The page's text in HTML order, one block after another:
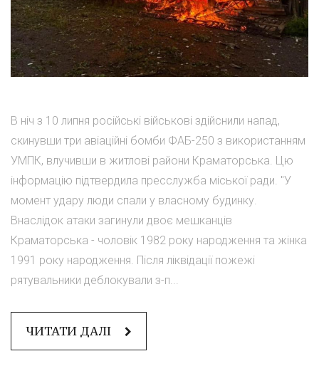
В ніч з 10 липня російські військові здійснили напад,
скинувши три авіаційні бомби ФАБ-250 з використанням
УМПК, влучивши в житлові райони Краматорська. Цю
інформацію підтвердила пресслужба міської ради. "У
момент удару люди спали у власному будинку.
Внаслідок атаки загинули двоє мешканців
Краматорська - чоловік 1982 року народження та жінка
1991 року народження. Після ліквідації пожежі
рятувальники деблокували з-п...
ЧИТАТИ ДАЛІ